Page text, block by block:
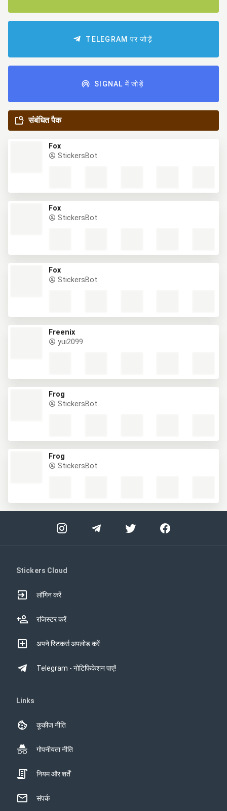
TELEGRAM पर जोड़ें
SIGNAL में जोड़ें
संबंधित पैक
Fox
StickersBot
Fox
StickersBot
Fox
StickersBot
Freenix
yui2099
Frog
StickersBot
Frog
StickersBot
Stickers Cloud
लॉगिन करें
रजिस्टर करें
अपने स्टिकर्स अपलोड करें
Telegram - नोटिफिकेशन पाएं!
Links
कूकीज नीति
गोपनीयता नीति
नियम और शर्तें
संपर्क